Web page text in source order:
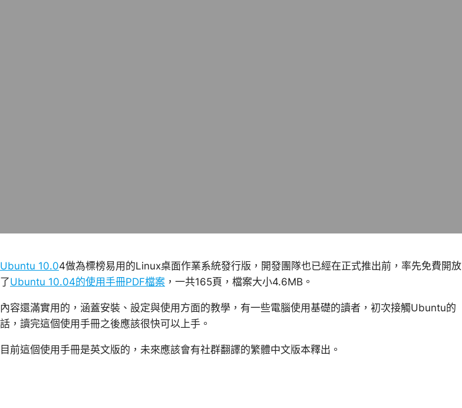
Ubuntu 10.04做為標榜易用的Linux桌面作業系統發行版，開發團隊也已經在正式推出前，率先免費開放
了Ubuntu 10.04的使用手冊PDF檔案 ，一共165頁，檔案大小4.6MB。
內容還滿實用的，涵蓋安裝、設定與使用方面的教學，有一些電腦使用基礎的讀者，初次接觸Ubuntu的
話，讀完這個使用手冊之後應該很快可以上手。
目前這個使用手冊是英文版的，未來應該會有社群翻譯的繁體中文版本釋出。